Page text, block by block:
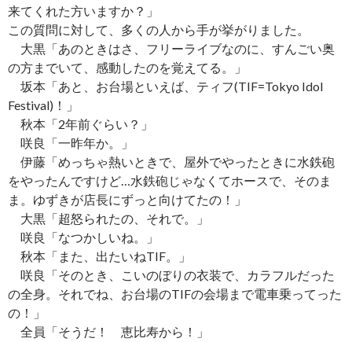
来てくれた方いますか？」
この質問に対して、多くの人から手が挙がりました。
大黒「あのときはさ、フリーライブなのに、すんごい奥
の方までいて、感動したのを覚えてる。」
坂本「あと、お台場といえば、ティフ(TIF=Tokyo Idol
Festival)！」
秋本「2年前ぐらい？」
咲良「一昨年か。」
伊藤「めっちゃ熱いときで、屋外でやったときに水鉄砲
をやったんですけど…水鉄砲じゃなくてホースで、そのま
ま。ゆずきが店長にずっと向けてたの！」
大黒「超怒られたの、それで。」
咲良「なつかしいね。」
秋本「また、出たいねTIF。」
咲良「そのとき、こいのぼりの衣装で、カラフルだった
の全身。それでね、お台場のTIFの会場まで電車乗ってった
の！」
全員「そうだ！ 恵比寿から！」